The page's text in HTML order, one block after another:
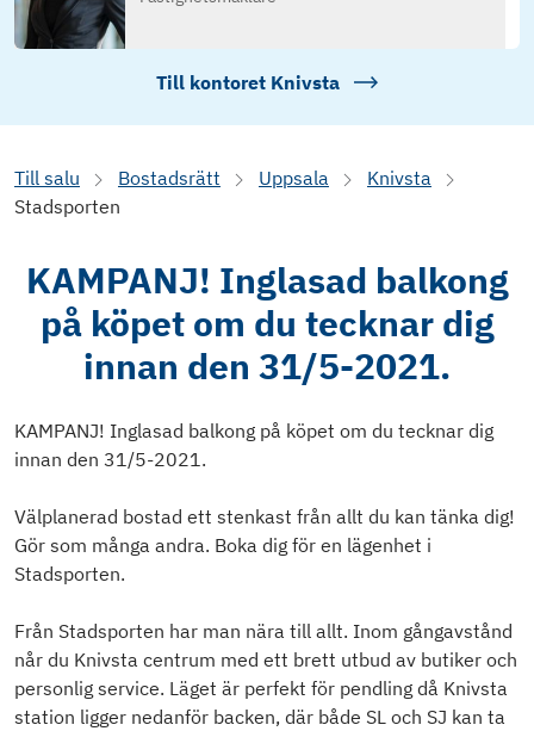
Till kontoret Knivsta
Till salu Bostadsrätt Uppsala
Knivsta
Stadsporten
KAMPANJ! Inglasad balkong
på köpet om du tecknar dig
innan den 31/5-2021.
KAMPANJ! Inglasad balkong på köpet om du tecknar dig
innan den 31/5-2021.
Välplanerad bostad ett stenkast från allt du kan tänka dig!
Gör som många andra. Boka dig för en lägenhet i
Stadsporten.
Från Stadsporten har man nära till allt. Inom gångavstånd
når du Knivsta centrum med ett brett utbud av butiker och
personlig service. Läget är perfekt för pendling då Knivsta
station ligger nedanför backen, där både SL och SJ kan ta